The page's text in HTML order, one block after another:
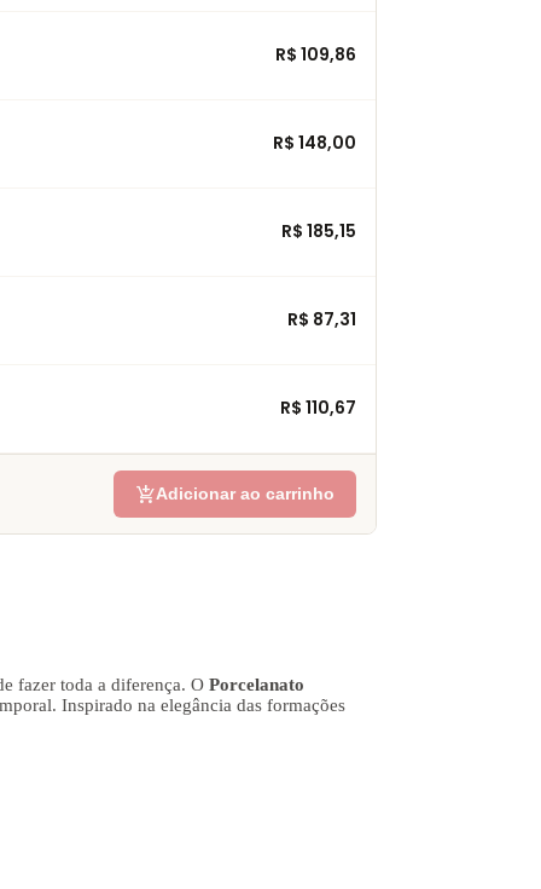
R$ 109,86
R$ 148,00
R$ 185,15
R$ 87,31
R$ 110,67
add_shopping_cartAdicionar ao carrinho
fazer toda a diferença. O Porcelanato
Inspirado na elegância das formações